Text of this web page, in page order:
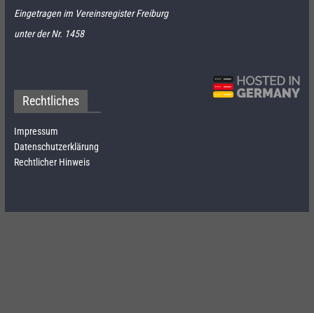
Eingetragen im Vereinsregister Freiburg
unter der Nr. 1458
Rechtliches
Impressum
Datenschutzerklärung
Rechtlicher Hinweis